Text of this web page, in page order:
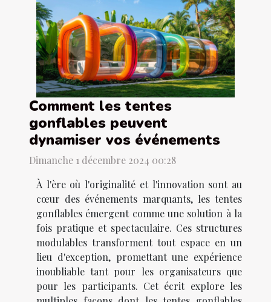
Comment les tentes
gonflables peuvent
dynamiser vos événements
Dimanche 1 décembre 2024 00:28
À l'ère où l'originalité et l'innovation sont au
cœur des événements marquants, les tentes
gonflables émergent comme une solution à la
fois pratique et spectaculaire. Ces structures
modulables transforment tout espace en un
lieu d'exception, promettant une expérience
inoubliable tant pour les organisateurs que
pour les participants. Cet écrit explore les